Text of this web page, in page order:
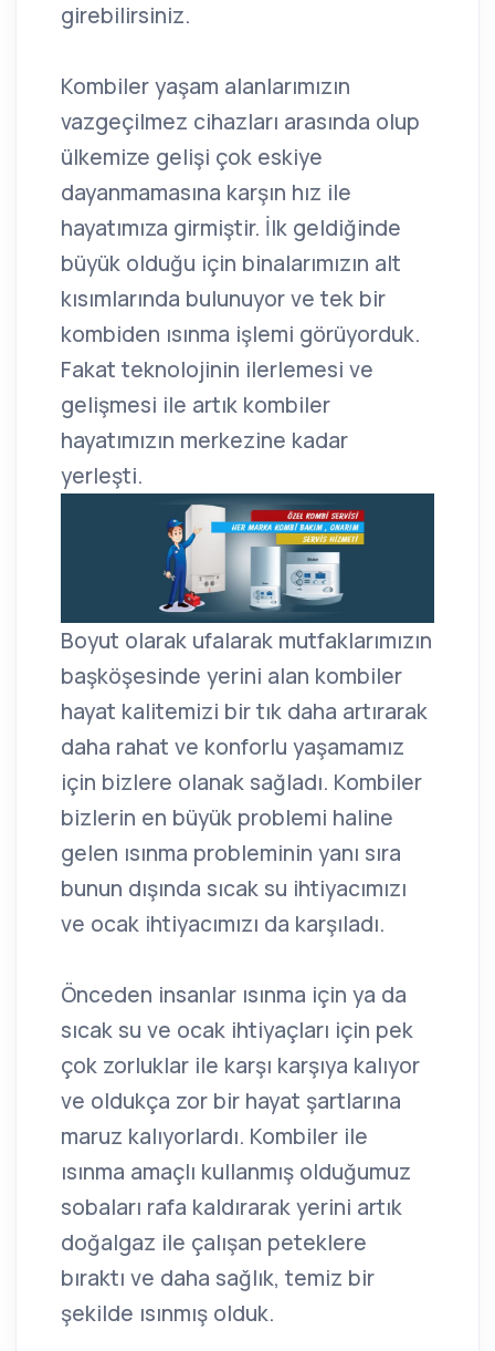
girebilirsiniz.
Kombiler yaşam alanlarımızın
vazgeçilmez cihazları arasında olup
ülkemize gelişi çok eskiye
dayanmamasına karşın hız ile
hayatımıza girmiştir. İlk geldiğinde
büyük olduğu için binalarımızın alt
kısımlarında bulunuyor ve tek bir
kombiden ısınma işlemi görüyorduk.
Fakat teknolojinin ilerlemesi ve
gelişmesi ile artık kombiler
hayatımızın merkezine kadar
yerleşti.
Boyut olarak ufalarak mutfaklarımızın
başköşesinde yerini alan kombiler
hayat kalitemizi bir tık daha artırarak
daha rahat ve konforlu yaşamamız
için bizlere olanak sağladı. Kombiler
bizlerin en büyük problemi haline
gelen ısınma probleminin yanı sıra
bunun dışında sıcak su ihtiyacımızı
ve ocak ihtiyacımızı da karşıladı.
Önceden insanlar ısınma için ya da
sıcak su ve ocak ihtiyaçları için pek
çok zorluklar ile karşı karşıya kalıyor
ve oldukça zor bir hayat şartlarına
maruz kalıyorlardı. Kombiler ile
ısınma amaçlı kullanmış olduğumuz
sobaları rafa kaldırarak yerini artık
doğalgaz ile çalışan peteklere
bıraktı ve daha sağlık, temiz bir
şekilde ısınmış olduk.